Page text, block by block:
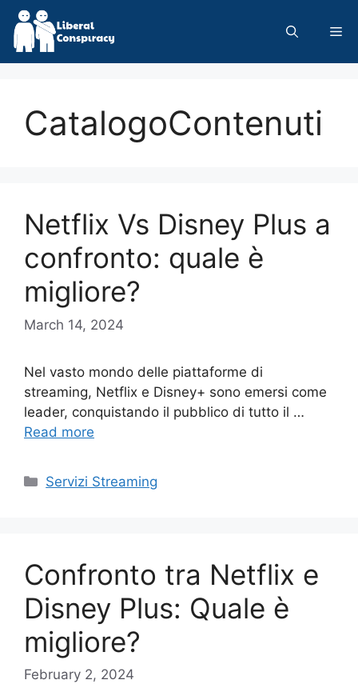
Skip
content
CatalogoContenuti
Netflix Vs Disney Plus a
confronto: quale è
migliore?
March 14, 2024
Nel vasto mondo delle piattaforme di
streaming, Netflix e Disney+ sono emersi come
leader, conquistando il pubblico di tutto il …
Read more
Categories
Servizi Streaming
Confronto tra Netflix e
Disney Plus: Quale è
migliore?
February 2, 2024